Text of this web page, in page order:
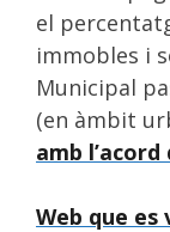
el
immobles i
Municipal
(en àmbit
amb
Web que es